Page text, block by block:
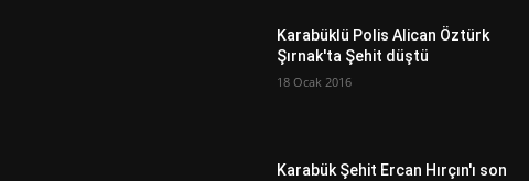
Karabüklü Polis Alican Öztürk
Şırnak'ta Şehit düştü
18 Ocak 2016
Karabük Şehit Ercan Hırçın'ı son